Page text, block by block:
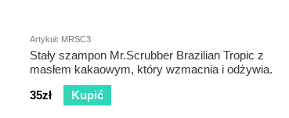
Artykuł: MRSC3
Stały szampon Mr.Scrubber Brazilian Tropic z
masłem kakaowym, który wzmacnia i odżywia.
35zł
Kupić